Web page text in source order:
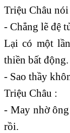
Triệu Châu nói
- Chẳng lẽ đệ
Lại có một
thiền bất
- Sao thầy
Triệu Châu :
- May nhờ
rồi.